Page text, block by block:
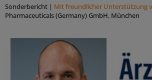
Sonderbericht | Mit freundlicher Unterstützung
Pharmaceuticals (Germany) GmbH, München